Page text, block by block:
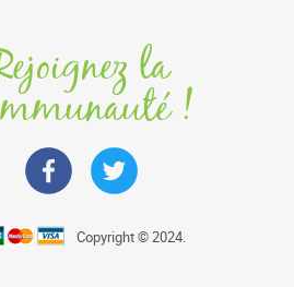
la
!
Copyright © 2024.